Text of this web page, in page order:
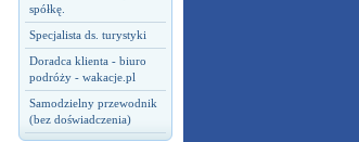
spółkę.
Specjalista ds. turystyki
Doradca klienta - biuro
podróży - wakacje.pl
Samodzielny przewodnik
(bez doświadczenia)